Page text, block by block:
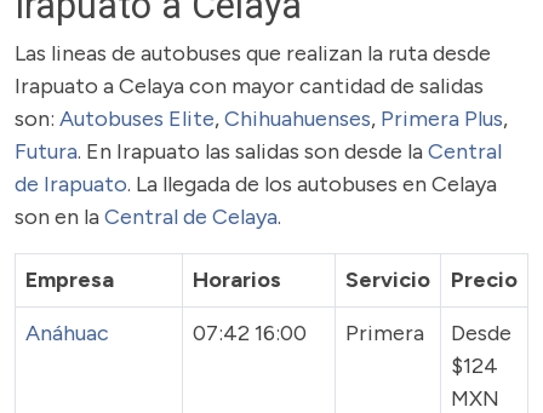
Las lineas de autobuses que realizan la ruta desde
Irapuato a Celaya con mayor cantidad de salidas
son: Autobuses Elite,Chihuahuenses, Primera Plus,
Futura. En Irapuato las salidas son desde laCentral
de Irapuato. La llegada de los autobuses en Celaya
son en laCentral de Celaya.
Empresa Horarios Servicio
Precio
Anáhuac
07:42 16:00 Primera
Desde
$124
MXN